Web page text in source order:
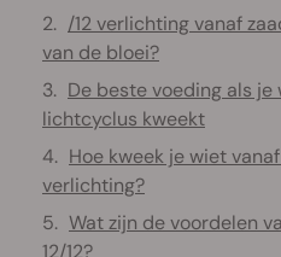
/12 verlichting vanaf
van de bloei?
De beste voeding als je
lichtcyclus kweekt
Hoe kweek je wiet
verlichting?
Wat zijn de voordelen
12/12?